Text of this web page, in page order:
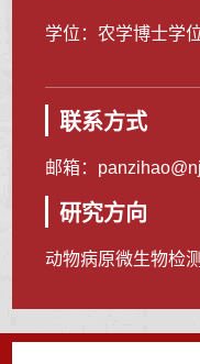
学位：农学博士学
联系方式
邮箱：
研究方向
动物病原微生物检